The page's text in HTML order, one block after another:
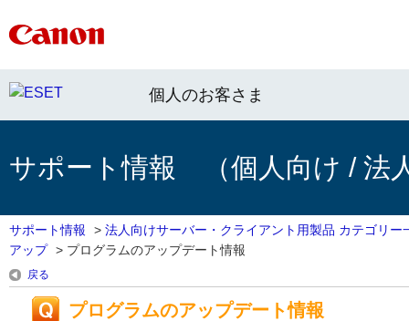
個人のお客さま
サポート情報 （個人向け / 法
サポート情報 > 法人向けサーバー・クライアント用製品 カテゴリー
アップ > プログラムのアップデート情報
戻る
プログラムのアップデート情報